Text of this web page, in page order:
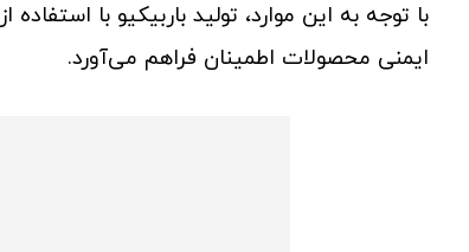
با توجه به این موارد، تولید باربیکیو با
ایمنی محصولات اطمینان فراهم می‌آورد.